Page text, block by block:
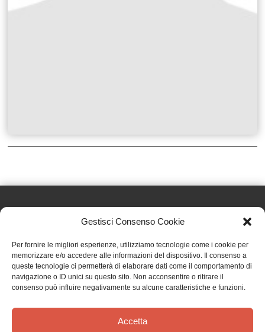
Gestisci Consenso Cookie
Per fornire le migliori esperienze, utilizziamo tecnologie come i cookie per
memorizzare e/o accedere alle informazioni del dispositivo. Il consenso a
queste tecnologie ci permetterà di elaborare dati come il comportamento di
navigazione o ID unici su questo sito. Non acconsentire o ritirare il
consenso può influire negativamente su alcune caratteristiche e funzioni.
Accetta
Effatà Editrice di Pellegrino Paolo SAS
C.F. e P.IVA 09655250018
Via Tre Denti, 1 - 10060 Cantalupa (TO)
Telefono: (+39) 0121 353452 - Fax: (+39) 0121 353839